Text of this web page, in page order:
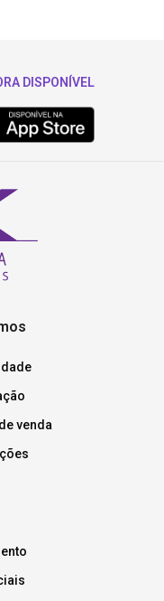
DISPONÍVEL
venda